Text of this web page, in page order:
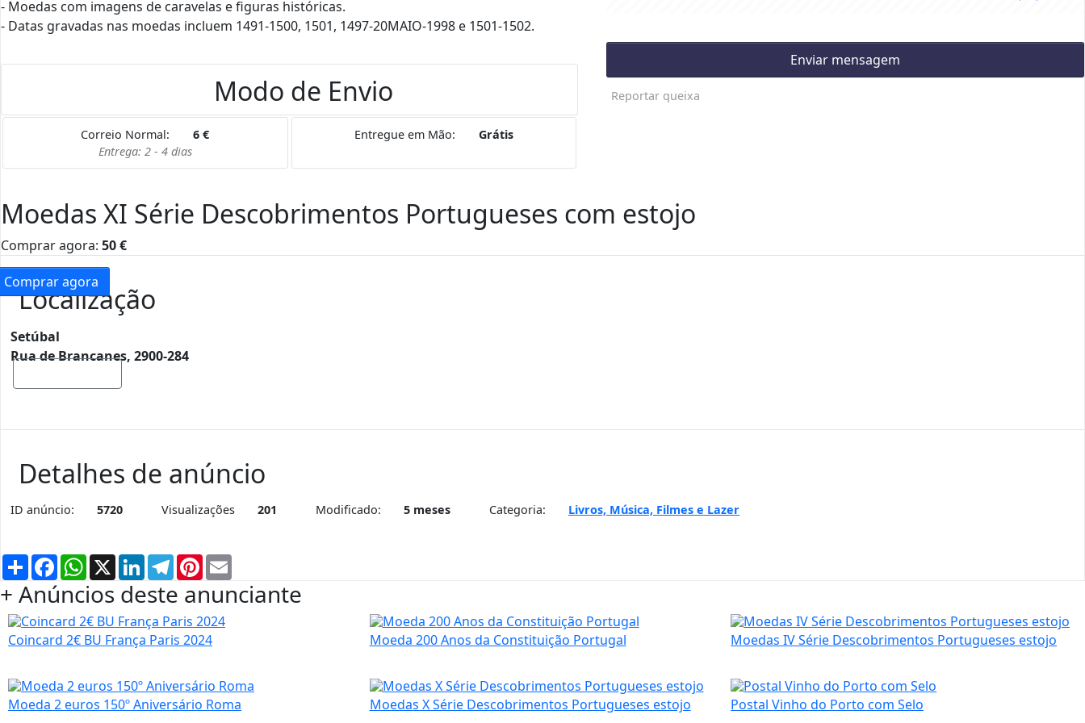
- Moedas com imagens de caravelas e figuras históricas.
- Datas gravadas nas moedas incluem 1491-1500, 1501, 1497-20MAIO-1998 e 1501-1502.
Modo de Envio
Correio Normal: 6 €
Entrega: 2 - 4 dias
Entregue em Mão: Grátis
Enviar mensagem
Reportar queixa
Moedas XI Série Descobrimentos Portugueses com estojo
Comprar agora: 50€
Comprar agora
Localização
Setúbal
Rua de Brancanes, 2900-284
Detalhes de anúncio
ID anúncio: 5720 Visualizações 201 Modificado: 5 meses Categoria: Livros, Música, Filmes e Lazer
PartilharFacebookWhatsApp
X LinkedInTelegram
Pinterest
+ Anúncios deste anunciante
Coincard 2€ BU França Paris 2024
Moeda 2 euros 150º Aniversário Roma
Moeda 200 Anos da Constituição Portugal
Moedas X Série Descobrimentos Portugueses estojo
Moedas IV Série Descobrimentos Portugueses estojo
Postal Vinho do Porto com Selo